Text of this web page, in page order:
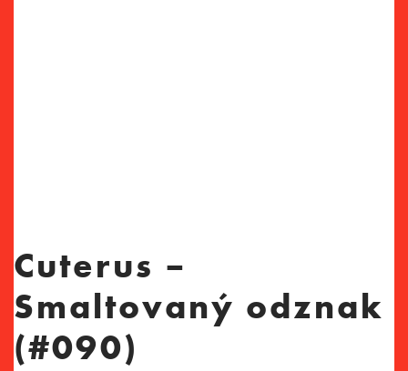
Cuterus –
Smaltovaný odznak
(#090)